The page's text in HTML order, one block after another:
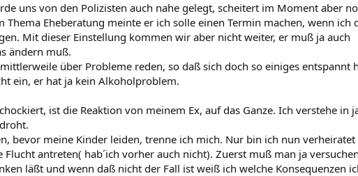
uns von den Polizisten auch nahe gelegt, scheitert im Moment aber
Thema Eheberatung meinte er ich solle einen Termin machen, wenn ich
Mit dieser Einstellung kommen wir aber nicht weiter, er muß ja auch
ändern muß.
über Probleme reden, so daß sich doch so einiges entspannt
ein, er hat ja kein Alkoholproblem.
ist die Reaktion von meinem Ex, auf das Ganze. Ich verstehe in
bevor meine Kinder leiden, trenne ich mich. Nur bin ich nun verheiratet
antreten( hab´ich vorher auch nicht). Zuerst muß man ja
läßt und wenn daß nicht der Fall ist weiß ich welche Konsequenzen